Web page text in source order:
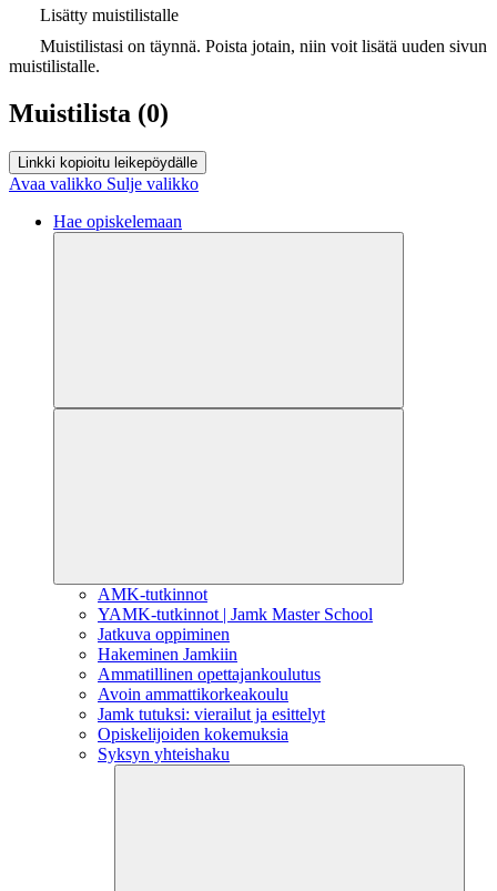
Lisätty muistilistalle
Muistilistasi on täynnä. Poista jotain, niin voit lisätä uuden sivun
muistilistalle.
Muistilista (0)
Linkki kopioitu leikepöydälle
Avaa valikko Sulje valikko
Hae opiskelemaan
AMK-tutkinnot
YAMK-tutkinnot | Jamk Master School
Jatkuva oppiminen
Hakeminen Jamkiin
Ammatillinen opettajankoulutus
Avoin ammattikorkeakoulu
Jamk tutuksi: vierailut ja esittelyt
Opiskelijoiden kokemuksia
Syksyn yhteishaku